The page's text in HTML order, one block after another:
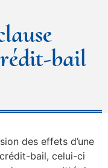
bail
des effets d’une
bail, celui-ci